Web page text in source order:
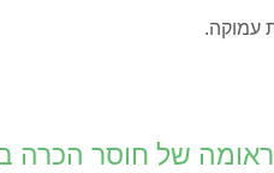
עמוקה.
של חוסר הכרה